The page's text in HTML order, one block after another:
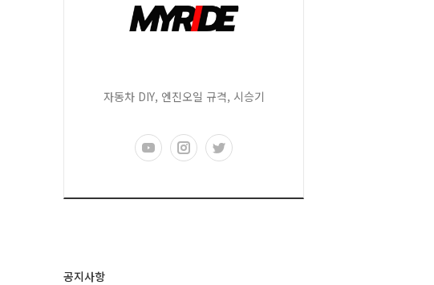
자동차 DIY, 엔진오일 규격, 시승기
공지사항